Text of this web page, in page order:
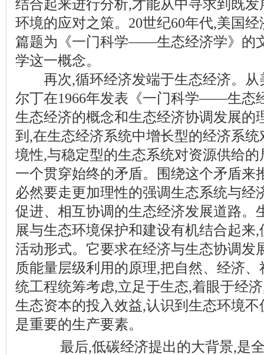
结合起来进行分析,才能从中寻求到既
环境的应对之策。20世纪60年代,美国
篇题为《一门科学——生态经济学》的
学这一概念。
再次,循环经济发端于生态经济。从
尔丁在1966年发表《一门科学——生态
生态经济的概念和生态经济协调发展的
到,在生态经济系统中增长型的经济系
境性,与稳定型的生态系统对资源供给
一个贯穿始终的矛盾。围绕这个矛盾来
必然要走更加理性的强调生态系统与经
促进、相互协调的生态经济发展道路。
展与生态环境保护和建设有机结合起来
活动形式。它要求在经济与生态协调发
质能量层级利用的原理,把自然、经济
统工程统筹考虑,立足于生态,着眼于经
生态资本的投入效益,认识到生态环境
是重要的生产要素。
最后,低碳经济提出的大背景,是全